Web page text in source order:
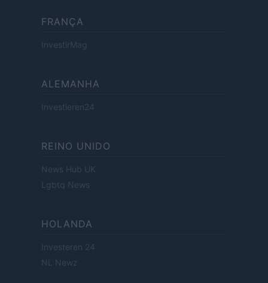
FRANÇA
InvestirMag
ALEMANHA
Investieren24
REINO UNIDO
News Hub UK
Lgbtq News
HOLANDA
Investeren 24
NL Newz